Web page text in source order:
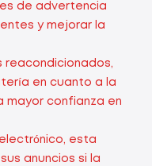
de advertencia
y mejorar la
reacondicionados,
en cuanto a la
mayor confianza en
esta
anuncios si la